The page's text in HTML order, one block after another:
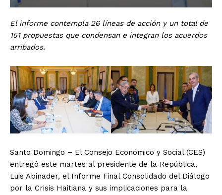
El informe contempla 26 líneas de acción y un total de
151 propuestas que condensan e integran los acuerdos
arribados.
Santo Domingo – El Consejo Económico y Social (CES)
entregó este martes al presidente de la República,
Luis Abinader, el Informe Final Consolidado del Diálogo
por la Crisis Haitiana y sus implicaciones para la